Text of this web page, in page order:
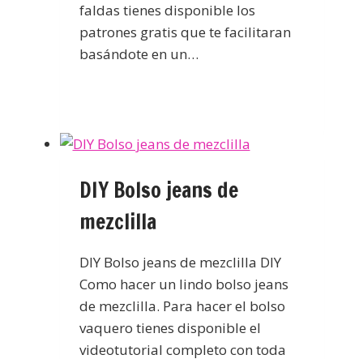
faldas tienes disponible los
patrones gratis que te facilitaran
basándote en un…
DIY Bolso jeans de
mezclilla
DIY Bolso jeans de mezclilla DIY
Como hacer un lindo bolso jeans
de mezclilla. Para hacer el bolso
vaquero tienes disponible el
videotutorial completo con toda